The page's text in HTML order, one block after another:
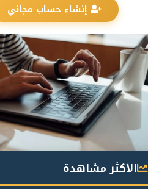
إنشاء حساب مجاني
الأكثر مشاهدة